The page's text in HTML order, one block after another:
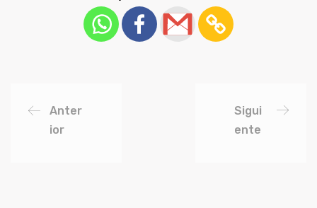
Anter
ior
Sigui
ente